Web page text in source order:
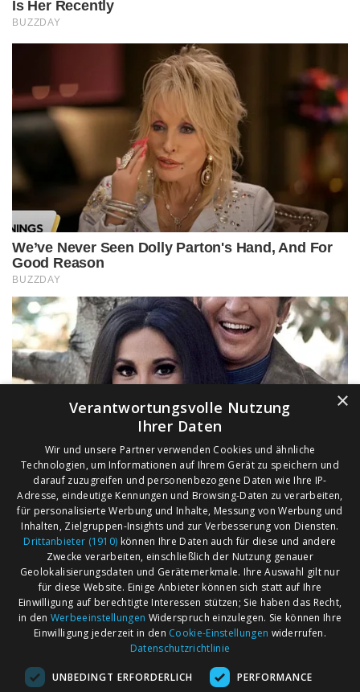
AGB
Impressum
Kontakt
Märkte nach Bundesländern
Märkte nach PLZ
Märkte nach Umkreis
Flohmarkt
×
Verantwortungsvolle Nutzung
Ihrer Daten
Wir und unsere Partner verwenden Cookies und ähnliche
Technologien, um Informationen auf Ihrem Gerät zu speichern und
darauf zuzugreifen und personenbezogene Daten wie Ihre IP-
Adresse, eindeutige Kennungen und Browsing-Daten zu verarbeiten,
für personalisierte Werbung und Inhalte, Messung von Werbung und
Inhalten, Zielgruppen-Insights und zur Verbesserung von Diensten.
Drittanbieter (1910) können Ihre Daten auch für diese und andere
Zwecke verarbeiten, einschließlich der Nutzung genauer
Geolokalisierungsdaten und Gerätemerkmale. Ihre Auswahl gilt nur
für diese Website. Einige Anbieter können sich statt auf Ihre
Einwilligung auf berechtigte Interessen stützen; Sie haben das Recht,
in den Werbeeinstellungen Widerspruch einzulegen. Sie können Ihre
Einwilligung jederzeit in den Cookie-Einstellungen widerrufen.
Datenschutzrichtlinie
UNBEDINGT ERFORDERLICH PERFORMANCE